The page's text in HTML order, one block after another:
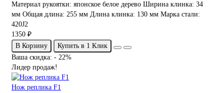
Материал рукоятки: японское белое дерево Ширина клинка: 34
мм Общая длина: 255 мм Длина клинка: 130 мм Марка стали:
420J2
1350 ₽
В Корзину
Купить в 1 Клик
Ваша скидка: - 22%
Лидер продаж!
Нож реплика F1